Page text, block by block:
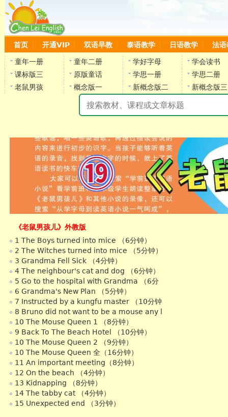
首页 开通VIP 双语早教 泰语教学 日语教学 法语
童年一册 童年二册 学好字母
学会读书
课标版三
原版童话 学思一册
学思二册
老鼠男孩
概念版一 新概念版二 新概念版三
《老鼠男孩儿》外教版
1 The Boys turned into mice （6分钟）
2 The Witches turned into mice （5分钟）
3 Grandma Fell Sick （4分钟）
4 The neighbour's cat and dog （6分钟）
5 Go to the hospital with Grandma （6分
6 Grandma's New Plan （5分钟）
7 Instructed by a kungfu master （10分钟
8 Bruno did not want to be a mouse any l
10 The Mouse Queen 1 （8分钟）
9 Back To The Beach Hotel （10分钟）
10 The Mouse Queen 2 （9分钟）
10 The Mouse Queen 全（16分钟）
11 An important meeting（8分钟）
12 On the beach （4分钟）
13 Kidnapping （8分钟）
14 The tabby cat （4分钟）
15 Unexpected end （3分钟）